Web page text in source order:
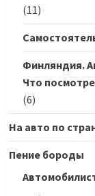
(11)
Финляндия.
Что
(6)
На авто по
Пение бороды